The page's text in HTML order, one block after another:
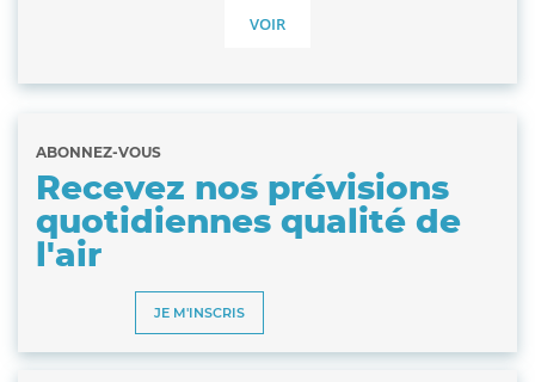
ABONNEZ-VOUS
Recevez nos prévisions
quotidiennes qualité de
l'air
JE M'INSCRIS